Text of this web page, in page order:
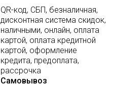
QR-код, СБП, безналичная,
дисконтная система скидок,
наличными, онлайн, оплата
картой, оплата кредитной
картой, оформление
кредита, предоплата,
рассрочка
Самовывоз